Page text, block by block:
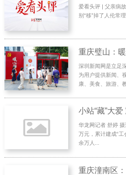
爱看头评 | 父亲病
别“移”掉了人伦常理
重庆璧山：
深圳新闻网是立足
为用户提供新闻、
康、美食、旅游、
华龙网记者 舒婷
万元，累计建成“
余万人...